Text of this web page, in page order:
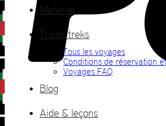
Matériel
Tricot-treks
Tous les voyages
Conditions de réservation
Voyages FAQ
Blog
Aide & leçons